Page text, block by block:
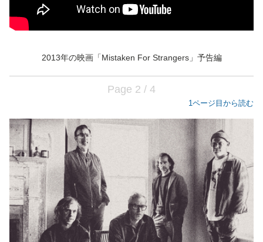
2013年の映画「Mistaken For Strangers」予告編
Page 2 / 4
1ページ目から読む